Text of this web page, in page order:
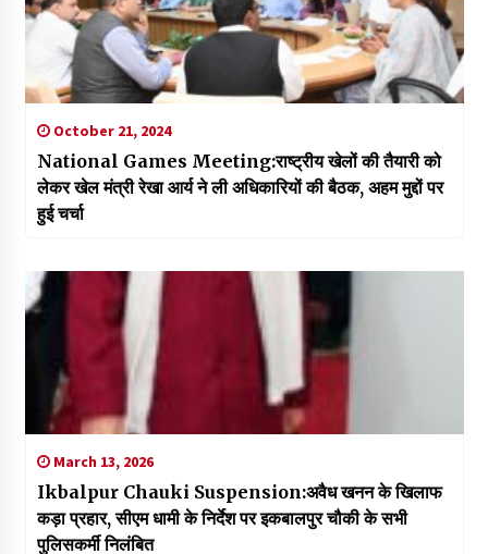
October 21, 2024
National Games Meeting:राष्ट्रीय खेलों की तैयारी को
लेकर खेल मंत्री रेखा आर्य ने ली अधिकारियों की बैठक, अहम मुद्दों पर
हुई चर्चा
March 13, 2026
Ikbalpur Chauki Suspension:अवैध खनन के खिलाफ
कड़ा प्रहार, सीएम धामी के निर्देश पर इकबालपुर चौकी के सभी
पुलिसकर्मी निलंबित